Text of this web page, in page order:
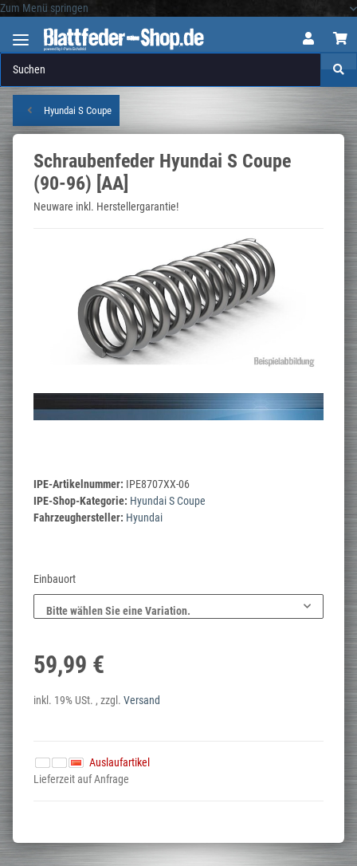
Zum Menü springen
Hyundai S Coupe
Schraubenfeder Hyundai S Coupe
(90-96) [AA]
Neuware inkl. Herstellergarantie!
IPE-Artikelnummer: IPE8707XX-06
IPE-Shop-Kategorie: Hyundai S Coupe
Fahrzeughersteller: Hyundai
Einbauort
Bitte wählen Sie eine Variation.
59,99 €
inkl. 19% USt. , zzgl. Versand
Auslaufartikel
Lieferzeit auf Anfrage